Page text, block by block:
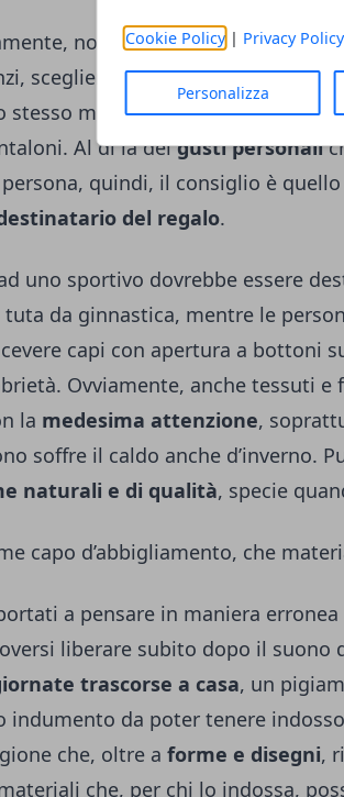
Cookie Policy| Privacy Policy
Personalizza
non significa rinunciare ai
scegliere con consapevolezza un
stesso modo di come faremmo
Al di là deigusti personali
quindi, il consiglio è
del regalo.
uno sportivo dovrebbe essere
da ginnastica, mentre le
capi con apertura a bottoni
Ovviamente, anche tessuti e
la medesima attenzione,
soffre il caldo anche d’inverno.
naturali e di qualità, specie
capo d’abbigliamento, che
a pensare in maniera
liberare subito dopo il suono
trascorse a casa, un
indumento da poter tenere
che, oltre a forme e disegni,
che, per chi lo indossa,